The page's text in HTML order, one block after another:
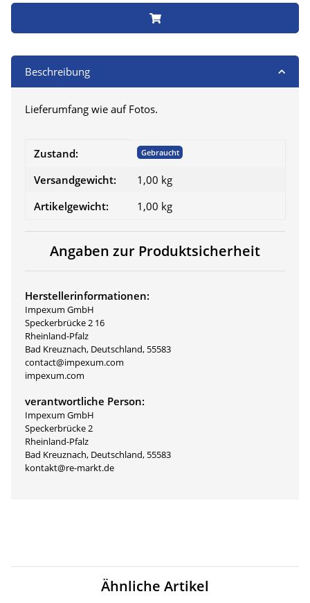
Beschreibung
Lieferumfang wie auf Fotos.
Produkteigenschaft
Wert
Zustand: Gebraucht
Versandgewicht:
1,00 kg
Artikelgewicht:
1,00 kg
Angaben zur Produktsicherheit
Herstellerinformationen:
Impexum GmbH
Speckerbrücke 2 16
Rheinland-Pfalz
Bad Kreuznach, Deutschland, 55583
contact@impexum.com
impexum.com
verantwortliche Person:
Impexum GmbH
Speckerbrücke 2
Rheinland-Pfalz
Bad Kreuznach, Deutschland, 55583
kontakt@re-markt.de
Ähnliche Artikel